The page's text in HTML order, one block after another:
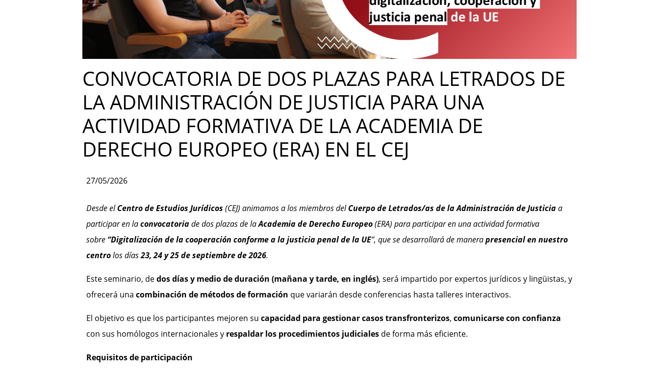
CONVOCATORIA DE DOS PLAZAS PARA LETRADOS DE
LA ADMINISTRACIÓN DE JUSTICIA PARA UNA
ACTIVIDAD FORMATIVA DE LA ACADEMIA DE
DERECHO EUROPEO (ERA) EN EL CEJ
27/05/2026
Desde elCentro de Estudios Jurídicos (CEJ) animamos a los miembros delCuerpo de Letrados/as de la Administración de Justiciaa
participar en laconvocatoriade dos plazas de laAcademia de Derecho Europeo(ERA) para participar en una actividad formativa
sobre “Digitalización de la cooperación conforme a la justicia penal de la UE”, que se desarrollará de manerapresencial en nuestro
centrolos días23, 24 y 25 de septiembre de 2026.
Este seminario, dedos días y medio de duración (mañana y tarde, en inglés), será impartido por expertos jurídicos y lingüistas, y
ofrecerá una combinación de métodos de formación que variarán desde conferencias hasta talleres interactivos.
El objetivo es que los participantes mejoren su capacidad para gestionar casos transfronterizos, comunicarse con confianza
con sus homólogos internacionales y respaldar los procedimientos judicialesde forma más eficiente.
Requisitos de participación